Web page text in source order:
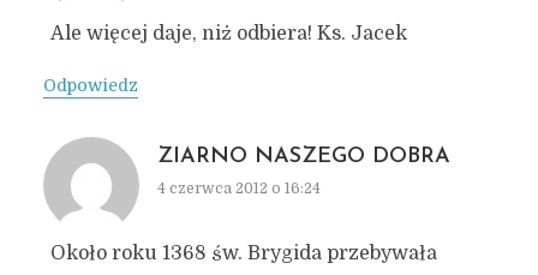
Ale więcej daje, niż odbiera! Ks. Jacek
Odpowiedz
ZIARNO NASZEGO DOBRA
4 czerwca 2012 o 16:24
Około roku 1368 św. Brygida przebywała